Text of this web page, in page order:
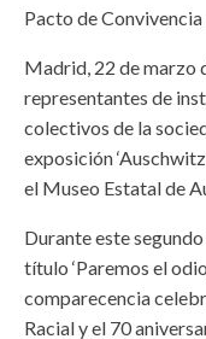
Pacto de
Madrid, 22 de marzo
representantes de
colectivos de la
exposición
el Museo Estatal de
Durante este
título ‘Paremos el
comparecencia
Racial y el 70